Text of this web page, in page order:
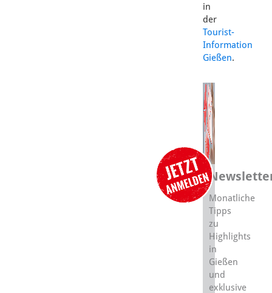
in
der
Tourist-
Information
Gießen.
Monatliche
Tipps
zu
Highlights
in
Gießen
und
exklusive